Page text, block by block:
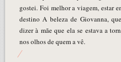
gostei. Foi melhor a viagem, estar
destino A beleza de Giovanna,
dizer à mãe que ela se estava a
nos olhos de quem a vê.